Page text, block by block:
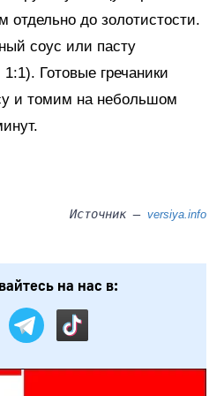
отдельно до золотистости.
соус или пасту
Готовые гречаники
и томим на небольшом
Источник – versiya.info
на нас в: